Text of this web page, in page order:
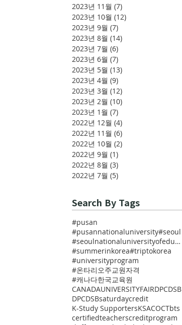
2023년 11월 (7)
2023년 10월 (12)
2023년 9월 (7)
2023년 8월 (14)
2023년 7월 (6)
2023년 6월 (7)
2023년 5월 (13)
2023년 4월 (9)
2023년 3월 (12)
2023년 2월 (10)
2023년 1월 (7)
2022년 12월 (4)
2022년 11월 (6)
2022년 10월 (2)
2022년 9월 (1)
2022년 8월 (3)
2022년 7월 (5)
Search By Tags
#pusan
#pusannationaluniversity#seoul
#seoulnationaluniversityofeducation
#summerinkorea#triptokorea
#universityprogram
#온타리오주교원자격
#캐나다한국교육원
CANADAUNIVERSITYFAIRDPCDSB
DPCDSBsaturdaycredit
K-Study SupportersKSACOCTbts
certifiedteacherscreditprogram